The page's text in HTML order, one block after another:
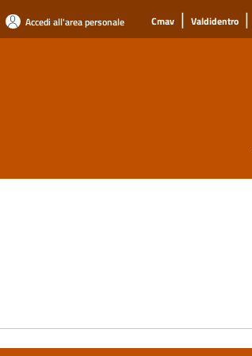
Accedi all'area personale Cmav | Valdidentro |